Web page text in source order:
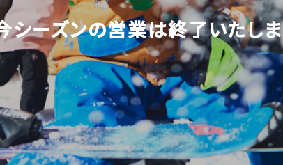
シーズンの営業は終了いたし